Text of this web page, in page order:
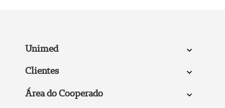
Unimed
Clientes
Área do Cooperado